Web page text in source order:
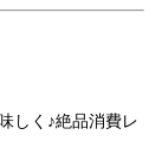
しく♪絶品消費レ